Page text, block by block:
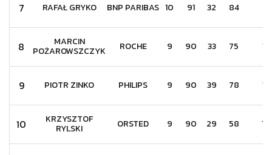
7 RAFAŁ GRYKO BNP PARIBAS 10 91 32 84
8 MARCIN
POŻAROWSZCZYK ROCHE 9 90 33 75 12
9 PIOTR ZINKO PHILIPS 9 90 39 78 12
10 KRZYSZTOF
RYLSKI ORSTED 9 90 29 58 10